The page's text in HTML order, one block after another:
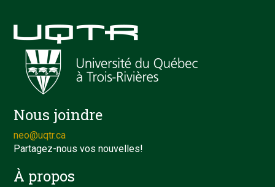
Nous joindre
neo@uqtr.ca
Partagez-nous vos nouvelles!
À propos